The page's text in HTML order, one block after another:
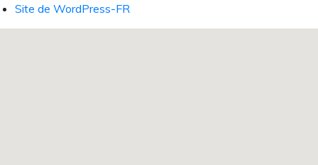
Site de WordPress-FR